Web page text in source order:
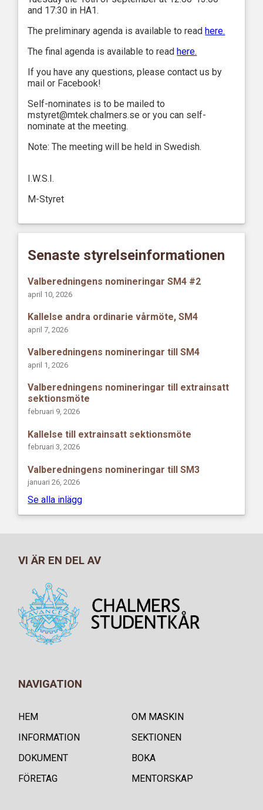
and 17:30 in HA1.
The preliminary agenda is available to readhere.
The final agenda is available to readhere.
If you have any questions, please contact us by
mail or Facebook!
Self-nominates is to be mailed to
mstyret@mtek.chalmers.se or you can self-
nominate at the meeting.
Note: The meeting will be held in Swedish.
I.W.S.I.
M-Styret
Senaste styrelseinformationen
Valberedningens nomineringar SM4 #2
april 10, 2026
Kallelse andra ordinarie vårmöte, SM4
april 7, 2026
Valberedningens nomineringar till SM4
april 1, 2026
Valberedningens nomineringar till extrainsatt
sektionsmöte
februari 9, 2026
Kallelse till extrainsatt sektionsmöte
februari 3, 2026
Valberedningens nomineringar till SM3
januari 26, 2026
Se alla inlägg
VI ÄR EN DEL AV
NAVIGATION
HEM
OM MASKIN
INFORMATION
SEKTIONEN
DOKUMENT
BOKA
FÖRETAG
MENTORSKAP